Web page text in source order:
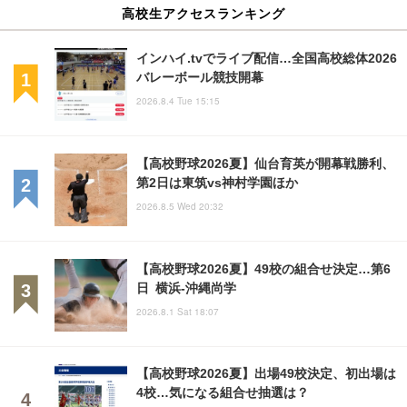
高校生アクセスランキング
インハイ.tvでライブ配信…全国高校総体2026
バレーボール競技開幕
2026.8.4 Tue 15:15
【高校野球2026夏】仙台育英が開幕戦勝利、
第2日は東筑vs神村学園ほか
2026.8.5 Wed 20:32
【高校野球2026夏】49校の組合せ決定…第6
日 横浜-沖縄尚学
2026.8.1 Sat 18:07
【高校野球2026夏】出場49校決定、初出場は
4校…気になる組合せ抽選は？